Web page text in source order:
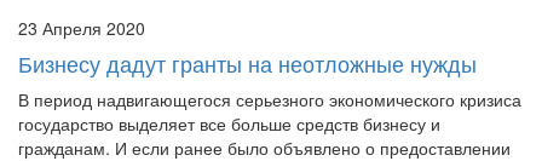
государство выделяет все больше средств бизнесу и
гражданам. И если ранее было объявлено о предоставлении
беспроцентных кредитов на неотложные нужды, в том числе
выплату зарплат своим сотрудни...